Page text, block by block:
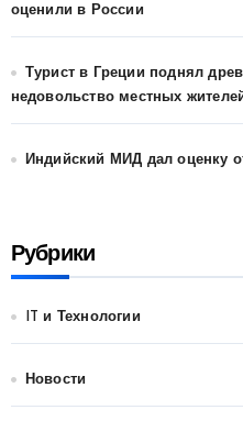
оценили в России
Турист в Греции поднял
недовольство местных
Индийский МИД дал оценку
Рубрики
IT и Технологии
Новости